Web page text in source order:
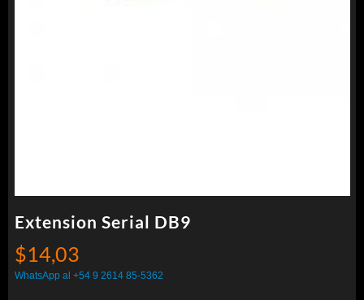
Extension Serial DB9
$14,03
WhatsApp al +54 9 2614 85-5362